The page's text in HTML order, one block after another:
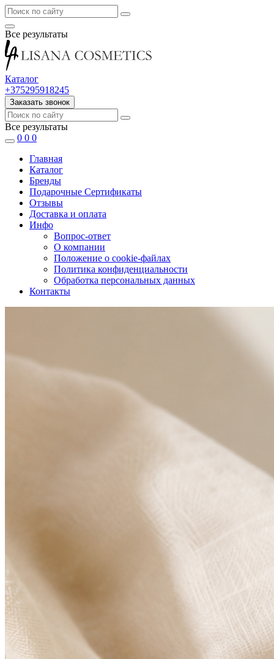
Все результаты
Каталог
+375295918245
Заказать звонок
Все результаты
0 0 0
Главная
Каталог
Бренды
Подарочные Сертификаты
Отзывы
Доставка и оплата
Инфо
Вопрос-ответ
О компании
Положение о cookie-файлах
Политика конфиденциальности
Обработка персональных данных
Контакты